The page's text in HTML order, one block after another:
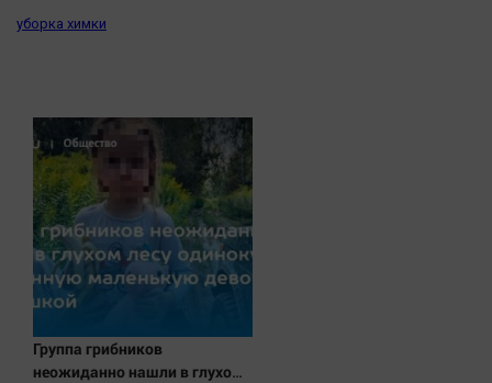
Быстрый медиазавод
Дети
ЖКХ
Интервью
Качество жизни
Народная журналистика
уборка химки
Группа грибников
неожиданно нашли в глухом